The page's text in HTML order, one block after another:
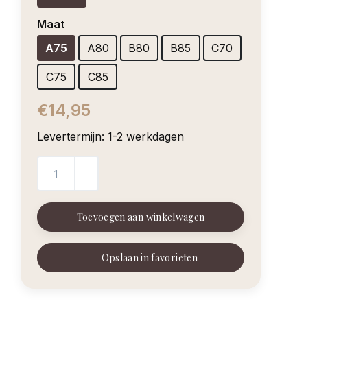
Maat
A75
A80 B80 B85 C70
C75 C85
€14,95
Levertermijn: 1-2 werkdagen
Toevoegen aan winkelwagen
Opslaan in favorieten